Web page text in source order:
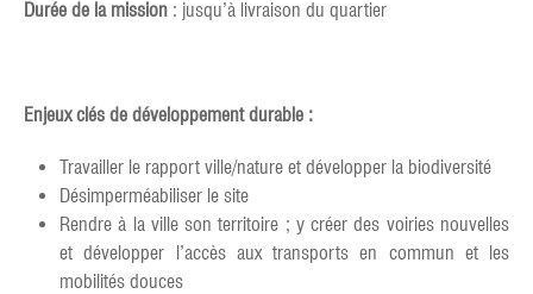
Durée de la mission : jusqu’à livraison du quartier
Enjeux clés de développement durable :
Travailler le rapport ville/nature et développer la biodiversité
Désimperméabiliser le site
Rendre à la ville son territoire ; y créer des voiries nouvelles
et développer l’accès aux transports en commun et les
mobilités douces